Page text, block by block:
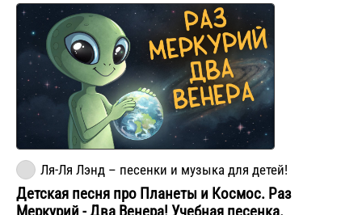
Ля-Ля Лэнд – песенки и музыка для детей!
Детская песня про Планеты и Космос. Раз